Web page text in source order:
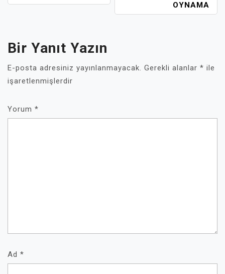
OYNAMA
Bir Yanıt Yazın
E-posta adresiniz yayınlanmayacak. Gerekli alanlar * ile
işaretlenmişlerdir
Yorum *
Ad *